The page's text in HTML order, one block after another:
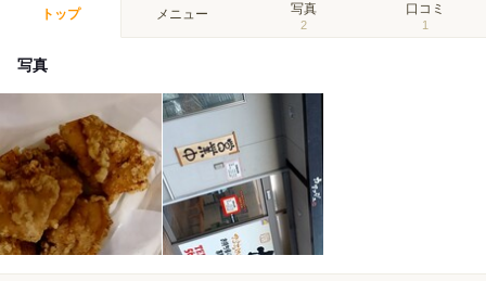
トップ メニュー 写真
2
口コミ
1
写真